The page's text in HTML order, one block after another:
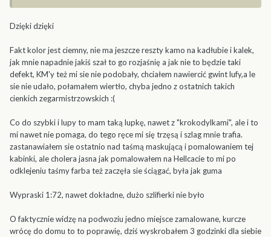
Dzięki dzięki
Fakt kolor jest ciemny, nie ma jeszcze reszty kamo na kadłubie i kalek,
jak mnie napadnie jakiś szał to go rozjaśnię a jak nie to będzie taki
defekt, KM'y też mi sie nie podobały, chciałem nawiercić gwint lufy,a le
sie nie udało, połamałem wiertło, chyba jedno z ostatnich takich
cienkich zegarmistrzowskich :(
Co do szybki i lupy to mam taką lupkę, nawet z "krokodylkami", ale i to
mi nawet nie pomaga, do tego ręce mi się trzęsą i szlag mnie trafia.
zastanawiałem sie ostatnio nad taśmą maskującą i pomalowaniem tej
kabinki, ale cholera jasna jak pomalowałem na Hellcacie to mi po
odklejeniu taśmy farba też zaczęła sie ściągać, była jak guma
Wypraski 1:72, nawet dokładne, dużo szlifierki nie było
O faktycznie widzę na podwoziu jedno miejsce zamalowane, kurcze
wrócę do domu to to poprawię, dziś wyskrobałem 3 godzinki dla siebie